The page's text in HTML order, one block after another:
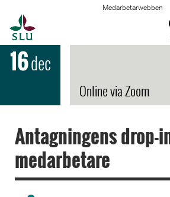
Medarbetarwebben
16dec
Online via Zoom
Antagningens drop-
medarbetare